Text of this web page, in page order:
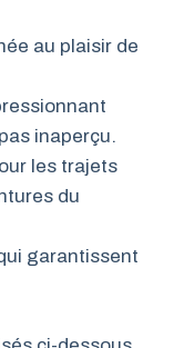
au plaisir de
inaperçu.
les trajets
du
garantissent